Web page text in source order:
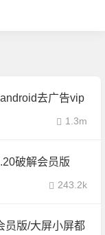
去广告vip
1.3m
破解会员版
243.2k
员版/大屏小屏都